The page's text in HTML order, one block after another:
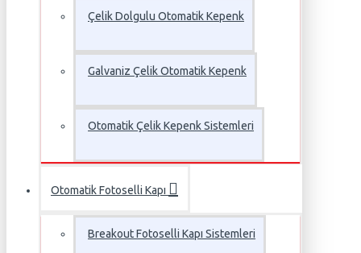
Çelik Dolgulu Otomatik Kepenk
Galvaniz Çelik Otomatik Kepenk
Otomatik Çelik Kepenk Sistemleri
Otomatik Fotoselli Kapı
Breakout Fotoselli Kapı Sistemleri